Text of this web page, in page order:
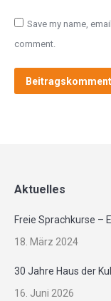
Save my name,
comment.
Aktuelles
Freie Sprachkurse –
18. März 2024
30 Jahre Haus der
16. Juni 2026